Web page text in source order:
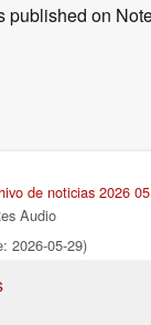
published on
de noticias 2026 05
Audio
2026-05-29)